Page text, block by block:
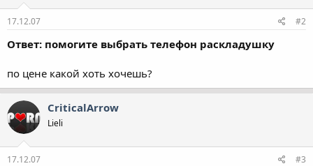
17.12.07 #2
Ответ: помогите выбрать телефон раскладушку
по цене какой хоть хочешь?
CriticalArrow
Lieli
17.12.07 #3